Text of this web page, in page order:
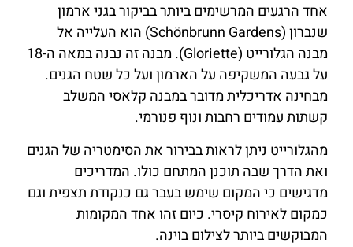
אחד הרגעים המרשימים ביותר בביקור בגני ארמון
שנברון (Schönbrunn Gardens) הוא העלייה אל
מבנה הגלורייט (Gloriette). מבנה זה נבנה במאה ה-18
על גבעה המשקיפה על הארמון ועל כל שטח הגנים.
מבחינה אדריכלית מדובר במבנה קלאסי המשלב
קשתות עמודים רחבות ונוף פנורמי.
מהגלורייט ניתן לראות בבירור את הסימטריה של הגנים
ואת הדרך שבה תוכנן המתחם כולו. המדריכים
מדגישים כי המקום שימש בעבר גם כנקודת תצפית וגם
כמקום לאירוח קיסרי. כיום זהו אחד המקומות
המבוקשים ביותר לצילום בוינה.